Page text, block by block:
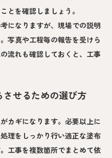
とを確認しましょう。
になりますが、現場での説明
写真や工程毎の報告を受けら
流れも確認しておくと、工事
せるための選び方
カギになります。必要以上に
理をしっかり行い適正な塗布
工事を複数箇所でまとめて依